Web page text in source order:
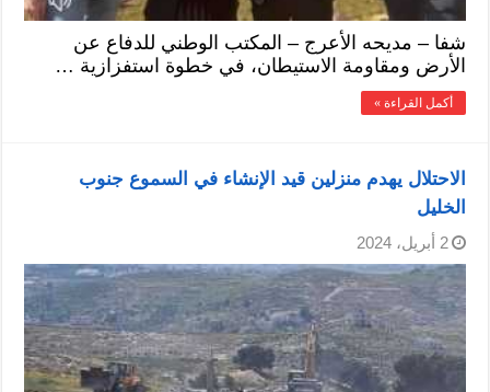
شفا – مديحه الأعرج – المكتب الوطني للدفاع عن
الأرض ومقاومة الاستيطان، في خطوة استفزازية …
أكمل القراءة »
الاحتلال يهدم منزلين قيد الإنشاء في السموع جنوب
الخليل
2 أبريل، 2024